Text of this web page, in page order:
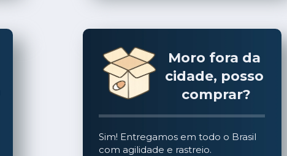
Sim! Entregamos em todo o Brasil
com agilidade e rastreio.
Moro fora da
cidade, posso
comprar?